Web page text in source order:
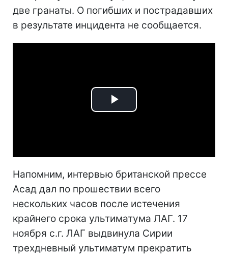
две гранаты. О погибших и пострадавших
в результате инцидента не сообщается.
Play
Напомним, интервью британской прессе
Асад дал по прошествии всего
нескольких часов после истечения
крайнего срока ультиматума ЛАГ. 17
ноября с.г. ЛАГ выдвинула Сирии
трехдневный ультиматум прекратить